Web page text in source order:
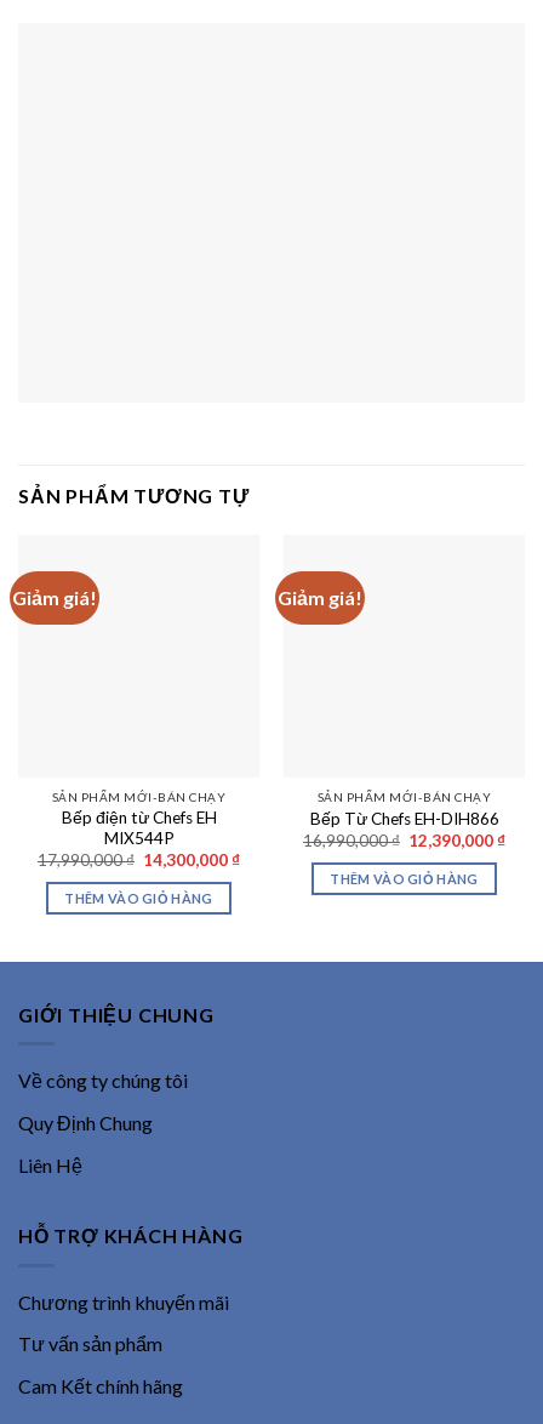
SẢN PHẨM TƯƠNG TỰ
Giảm giá!
SẢN PHẨM MỚI-BÁN CHẠY
Bếp điện từ Chefs EH
MIX544P
17,990,000₫ Giá
gốc
là:
17,990,000 ₫.
14,300,000 ₫Giá
THÊM VÀO GIỎ HÀNG
Giảm giá!
SẢN PHẨM MỚI-BÁN CHẠY
Bếp Từ Chefs EH-DIH866
16,990,000₫ Giá
gốc
là:
16,990,000 ₫.
12,390,000 ₫Giá
THÊM VÀO GIỎ HÀNG
GIỚI THIỆU CHUNG
Về công ty chúng tôi
Quy Định Chung
Liên Hệ
HỖ TRỢ KHÁCH HÀNG
Chương trình khuyến mãi
Tư vấn sản phẩm
Cam Kết chính hãng